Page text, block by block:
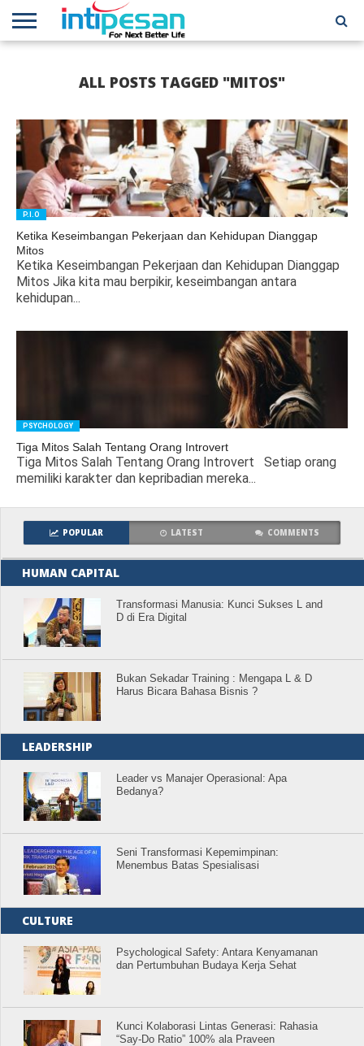
NETWORKALL POSTS TAGGED "MITOS"
P.I.O
Ketika Keseimbangan Pekerjaan dan Kehidupan Dianggap
Mitos
Ketika Keseimbangan Pekerjaan dan Kehidupan Dianggap
Mitos Jika kita mau berpikir, keseimbangan antara
kehidupan...
PSYCHOLOGY
Tiga Mitos Salah Tentang Orang Introvert
Tiga Mitos Salah Tentang Orang Introvert Setiap orang
memiliki karakter dan kepribadian mereka...
POPULAR LATEST COMMENTS
HUMAN CAPITAL
Transformasi Manusia: Kunci Sukses L and
D di Era Digital
Bukan Sekadar Training : Mengapa L & D
Harus Bicara Bahasa Bisnis ?
LEADERSHIP
Leader vs Manajer Operasional: Apa
Bedanya?
Seni Transformasi Kepemimpinan:
Menembus Batas Spesialisasi
CULTURE
Psychological Safety: Antara Kenyamanan
dan Pertumbuhan Budaya Kerja Sehat
Kunci Kolaborasi Lintas Generasi: Rahasia
“Say-Do Ratio” 100% ala Praveen